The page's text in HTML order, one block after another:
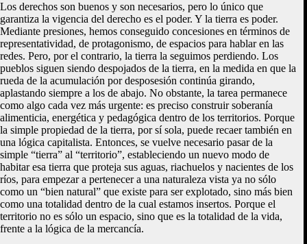
Los derechos son buenos y son necesarios, pero lo único que
garantiza la vigencia del derecho es el poder. Y la tierra es poder.
Mediante presiones, hemos conseguido concesiones en términos de
representatividad, de protagonismo, de espacios para hablar en las
redes. Pero, por el contrario, la tierra la seguimos perdiendo. Los
pueblos siguen siendo despojados de la tierra, en la medida en que la
rueda de la acumulación por desposesión continúa girando,
aplastando siempre a los de abajo. No obstante, la tarea permanece
como algo cada vez más urgente: es preciso construir soberanía
alimenticia, energética y pedagógica dentro de los territorios. Porque
la simple propiedad de la tierra, por sí sola, puede recaer también en
una lógica capitalista. Entonces, se vuelve necesario pasar de la
simple “tierra” al “territorio”, estableciendo un nuevo modo de
habitar esa tierra que proteja sus aguas, riachuelos y nacientes de los
ríos, para empezar a pertenecer a una naturaleza vista ya no sólo
como un “bien natural” que existe para ser explotado, sino más bien
como una totalidad dentro de la cual estamos insertos. Porque el
territorio no es sólo un espacio, sino que es la totalidad de la vida,
frente a la lógica de la mercancía.